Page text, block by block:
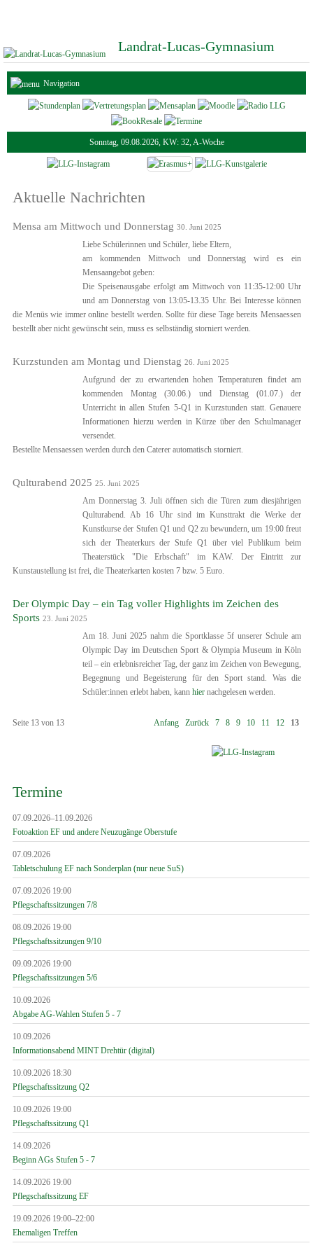
Landrat-Lucas-Gymnasium
Navigation
Sonntag, 09.08.2026, KW: 32, A-Woche
Aktuelle Nachrichten
Mensa am Mittwoch und Donnerstag 30. Juni 2025
Liebe Schülerinnen und Schüler, liebe Eltern,
am kommenden Mittwoch und Donnerstag wird es ein
Mensaangebot geben:
Die Speisenausgabe erfolgt am Mittwoch von 11:35-12:00 Uhr
und am Donnerstag von 13:05-13.35 Uhr. Bei Interesse können
die Menüs wie immer online bestellt werden. Sollte für diese Tage bereits Mensaessen
bestellt aber nicht gewünscht sein, muss es selbständig storniert werden.
Kurzstunden am Montag und Dienstag 26. Juni 2025
Aufgrund der zu erwartenden hohen Temperaturen findet am
kommenden Montag (30.06.) und Dienstag (01.07.) der
Unterricht in allen Stufen 5-Q1 in Kurzstunden statt. Genauere
Informationen hierzu werden in Kürze über den Schulmanager
versendet.
Bestellte Mensaessen werden durch den Caterer automatisch storniert.
Qulturabend 2025 25. Juni 2025
Am Donnerstag 3. Juli öffnen sich die Türen zum diesjährigen
Qulturabend. Ab 16 Uhr sind im Kunsttrakt die Werke der
Kunstkurse der Stufen Q1 und Q2 zu bewundern, um 19:00 freut
sich der Theaterkurs der Stufe Q1 über viel Publikum beim
Theaterstück "Die Erbschaft" im KAW. Der Eintritt zur
Kunstaustellung ist frei, die Theaterkarten kosten 7 bzw. 5 Euro.
Der Olympic Day – ein Tag voller Highlights im Zeichen des
Sports 23. Juni 2025
Am 18. Juni 2025 nahm die Sportklasse 5f unserer Schule am
Olympic Day im Deutschen Sport & Olympia Museum in Köln
teil – ein erlebnisreicher Tag, der ganz im Zeichen von Bewegung,
Begegnung und Begeisterung für den Sport stand. Was die
Schüler:innen erlebt haben, kann hier nachgelesen werden.
Seite 13 von 13 Anfang Zurück 7 8 9 10 11 12 13
Termine
07.09.2026–11.09.2026
Fotoaktion EF und andere Neuzugänge Oberstufe
07.09.2026
Tabletschulung EF nach Sonderplan (nur neue SuS)
07.09.2026 19:00
Pflegschaftssitzungen 7/8
08.09.2026 19:00
Pflegschaftssitzungen 9/10
09.09.2026 19:00
Pflegschaftssitzungen 5/6
10.09.2026
Abgabe AG-Wahlen Stufen 5 - 7
10.09.2026
Informationsabend MINT Drehtür (digital)
10.09.2026 18:30
Pflegschaftssitzung Q2
10.09.2026 19:00
Pflegschaftssitzung Q1
14.09.2026
Beginn AGs Stufen 5 - 7
14.09.2026 19:00
Pflegschaftssitzung EF
19.09.2026 19:00–22:00
Ehemaligen Treffen